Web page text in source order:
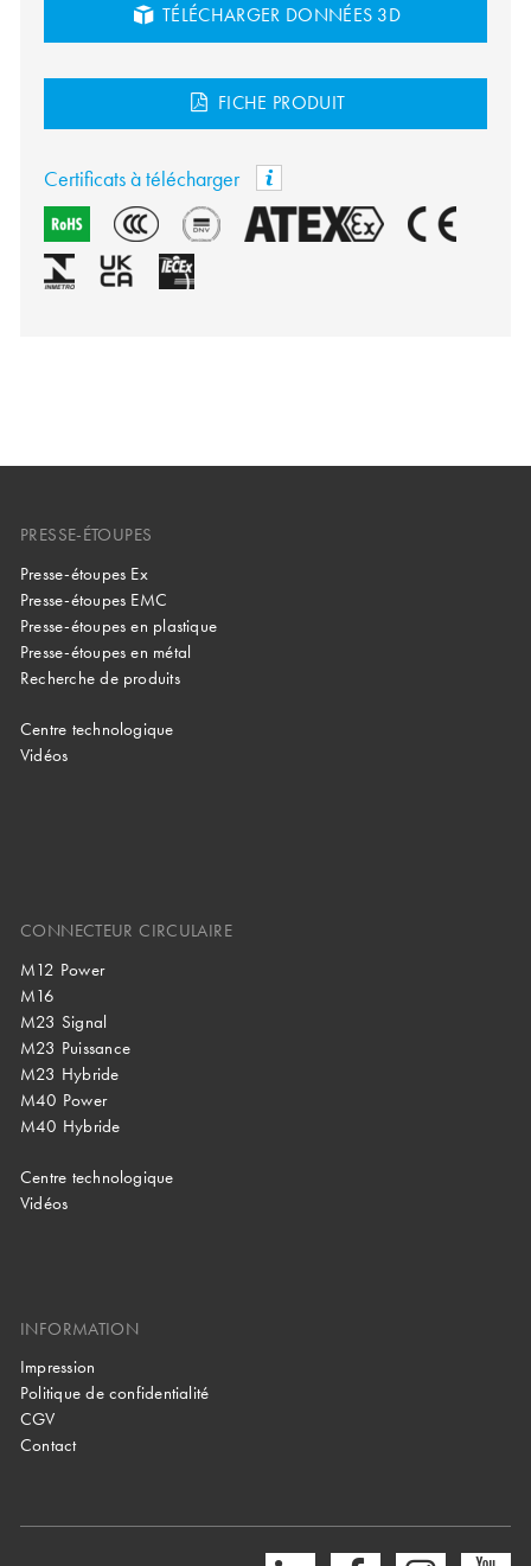
TÉLÉCHARGER DONNÉES 3D
FICHE PRODUIT
Certificats à télécharger
PRESSE-ÉTOUPES
Presse-étoupes Ex
Presse-étoupes EMC
Presse-étoupes en plastique
Presse-étoupes en métal
Recherche de produits
Centre technologique
Vidéos
CONNECTEUR CIRCULAIRE
M12 Power
M16
M23 Signal
M23 Puissance
M23 Hybride
M40 Power
M40 Hybride
Centre technologique
Vidéos
INFORMATION
Impression
Politique de confidentialité
CGV
Contact